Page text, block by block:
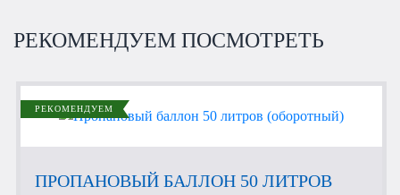
РЕКОМЕНДУЕМ ПОСМОТРЕТЬ
РЕКОМЕНДУЕМ
ПРОПАНОВЫЙ БАЛЛОН 50 ЛИТРОВ